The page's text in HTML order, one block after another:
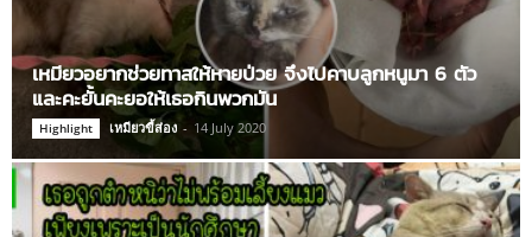
เหมียวอยากช่วยทาสให้หายป่วย จึงไปคาบลูกหนูมา 6 ตัว
และคะยั้นคะยอให้เธอกินพวกมัน
Highlight เหมียวขี้ส่อง - 14 July 2020